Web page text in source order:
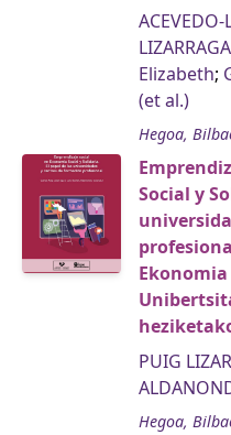
ACEVEDO-
Elizabeth;
(et al.)
Hegoa,
Social y
PUIG
Hegoa,